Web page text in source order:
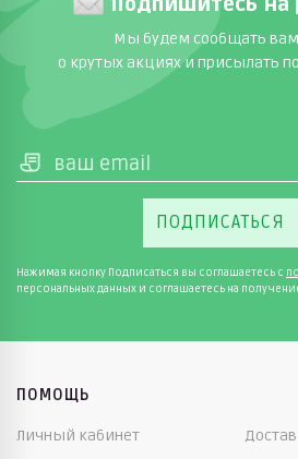
Мы будем сообщать вам
о крутых акциях и присылать
ПОДПИСАТЬСЯ
Нажимая кнопку Подписаться вы соглашаетесь с
персональных данных и соглашаетесь на
ПОМОЩЬ
Личный кабинет